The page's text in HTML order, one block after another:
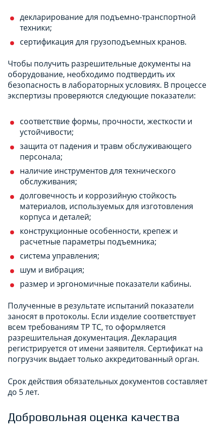
декларирование для подъемно-транспортной
техники;
сертификация для грузоподъемных кранов.
Чтобы получить разрешительные документы на
оборудование, необходимо подтвердить их
безопасность в лабораторных условиях. В процессе
экспертизы проверяются следующие показатели:
соответствие формы, прочности, жесткости и
устойчивости;
защита от падения и травм обслуживающего
персонала;
наличие инструментов для технического
обслуживания;
долговечность и коррозийную стойкость
материалов, используемых для изготовления
корпуса и деталей;
конструкционные особенности, крепеж и
расчетные параметры подъемника;
система управления;
шум и вибрация;
размер и эргономичные показатели кабины.
Полученные в результате испытаний показатели
заносят в протоколы. Если изделие соответствует
всем требованиям ТР ТС, то оформляется
разрешительная документация. Декларация
регистрируется от имени заявителя. Сертификат на
погрузчик выдает только аккредитованный орган.
Срок действия обязательных документов составляет
до 5 лет.
Добровольная оценка качества